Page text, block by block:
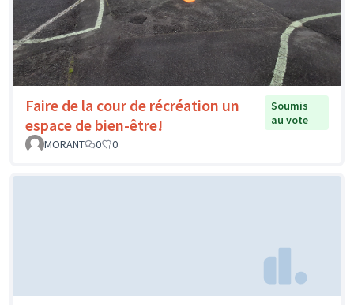
Faire de la cour de récréation un
espace de bien-être!
Soumis
au vote
MORANT
0 0